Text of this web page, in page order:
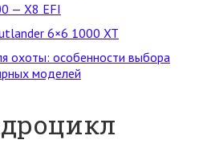
— X8 EFI
6×6 1000 XT
охоты: особенности выбора
моделей